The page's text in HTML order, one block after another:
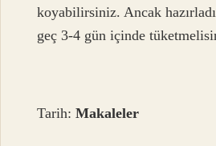
koyabilirsiniz. Ancak
geç 3-4 gün içinde
Tarih:Makaleler